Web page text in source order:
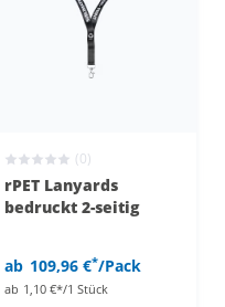
(0)
rPET Lanyards
bedruckt 2-seitig
ab 109,96 €*/Pack
ab 1,10 €*/1 Stück